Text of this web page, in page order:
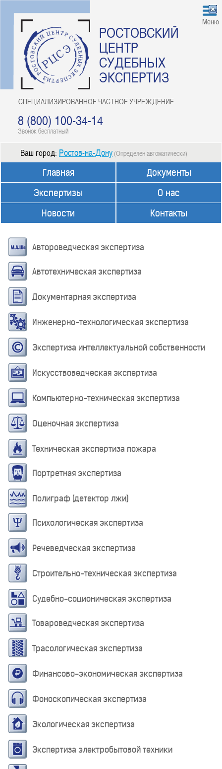
РОСТОВСКИЙ
ЦЕНТР
СУДЕБНЫХ
ЭКСПЕРТИЗ
СПЕЦИАЛИЗИРОВАННОЕ ЧАСТНОЕ УЧРЕЖДЕНИЕ
8 (800) 100-34-14
Звонок бесплатный
Меню
Ваш город: Ростов-на-Дону (Определен автоматически)
Главная
Экспертизы
Новости
Документы
О нас
Контакты
Автороведческая экспертиза
Автотехническая экспертиза
Документарная экспертиза
Инженерно-технологическая экспертиза
Экспертиза интеллектуальной собственности
Искусствоведческая экспертиза
Компьютерно-техническая экспертиза
Оценочная экспертиза
Техническая экспертиза пожара
Портретная экспертиза
Полиграф (детектор лжи)
Психологическая экспертиза
Речеведческая экспертиза
Строительно-техническая экспертиза
Судебно-соционическая экспертиза
Товароведческая экспертиза
Трасологическая экспертиза
Финансово-экономическая экспертиза
Фоноскопическая экспертиза
Экологическая экспертиза
Экспертиза электробытовой техники